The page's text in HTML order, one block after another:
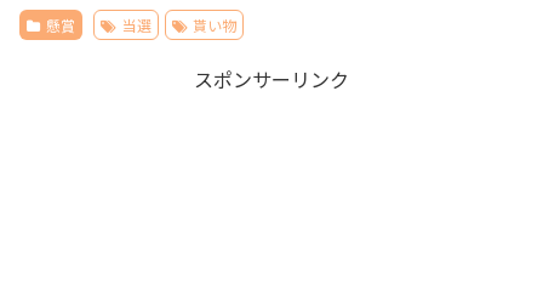
懸賞 当選 貰い物
スポンサーリンク